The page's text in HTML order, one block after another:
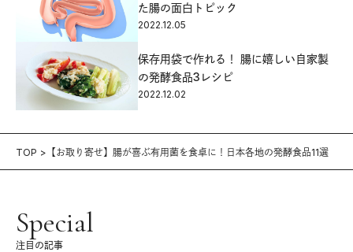
た腸の面白トピック
2022.12.05
保存用袋で作れる！ 腸に嬉しい自家製
の発酵食品3レシピ
2022.12.02
TOP 【お取り寄せ】腸が喜ぶ有用菌を食卓に！日本各地の発酵食品11選
Special
注目の記事